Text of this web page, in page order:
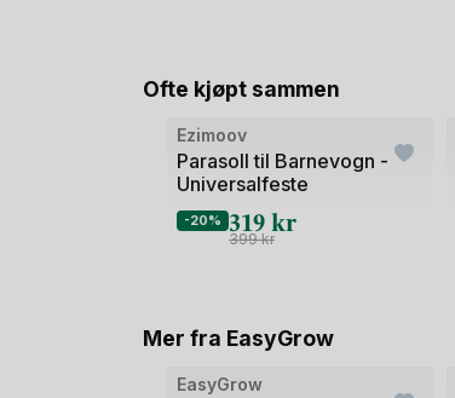
Ofte kjøpt sammen
Ezimoov
Parasoll til Barnevogn -
Universalfeste
-20% 319kr
399kr
Mer fra EasyGrow
EasyGrow